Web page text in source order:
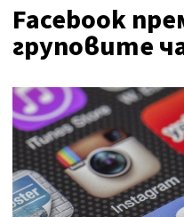
Facebook
груповите